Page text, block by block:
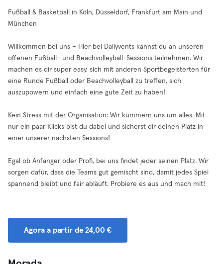
Fußball & Basketball in Köln, Düsseldorf, Frankfurt am Main und
München
Willkommen bei uns – Hier bei Dailyvents kannst du an unseren
offenen Fußball- und Beachvolleyball-Sessions teilnehmen. Wir
machen es dir super easy, sich mit anderen Sportbegeisterten für
eine Runde Fußball oder Beachvolleyball zu treffen, sich
auszupowern und einfach eine gute Zeit zu haben!
Kein Stress mit der Organisation: Wir kümmern uns um alles. Mit
nur ein paar Klicks bist du dabei und sicherst dir deinen Platz in
einer unserer nächsten Sessions!
Egal ob Anfänger oder Profi, bei uns findet jeder seinen Platz. Wir
sorgen dafür, dass die Teams gut gemischt sind, damit jedes Spiel
spannend bleibt und fair abläuft. Probiere es aus und mach mit!
Agora a partir de 24,00 €